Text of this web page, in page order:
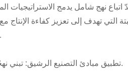
اتباع نهج شامل يدمج الاستراتيجيات
التي تهدف إلى تعزيز كفاءة
المصنّعون تبسيط عملياتهم فحسب، بل يمكنهم أيضًا الارتقاء بجودة منتجاتهم.
1. تطبيق مبادئ التصنيع الرشيق: تبني نهجًا شاملاً يركز على تقليل النفايات، وتحسين العمليات، والتحسين المستمر.